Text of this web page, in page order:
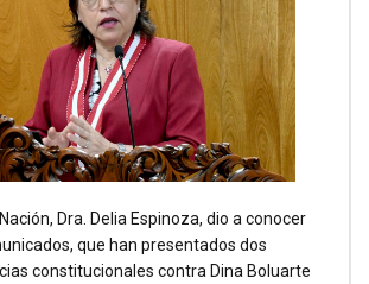
Dra. Delia Espinoza, dio a conocer
que han presentados dos
constitucionales contra Dina Boluarte